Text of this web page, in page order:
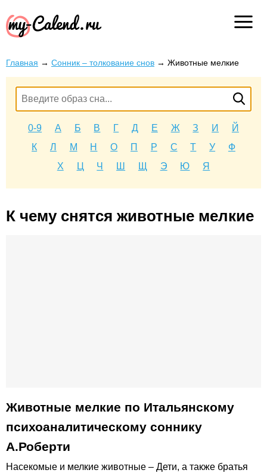
Главная → Сонник – толкование снов → Животные мелкие
0-9 А Б В Г Д Е Ж З И
Й
К
Л М Н О П Р С Т У
Ф
Х
Ц Ч Ш Щ Э Ю Я
К чему снятся животные мелкие
Животные мелкие по Итальянскому
психоаналитическому соннику
А.Роберти
Насекомые и мелкие животные – Дети, а также братья